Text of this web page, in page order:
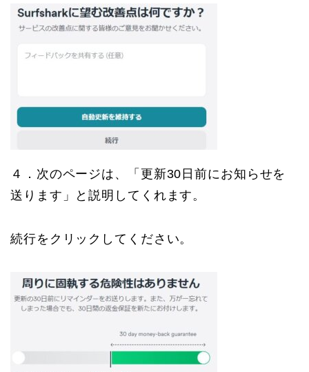
４．次のページは、「更新30日前にお知らせを
送ります」と説明してくれます。
続行をクリックしてください。